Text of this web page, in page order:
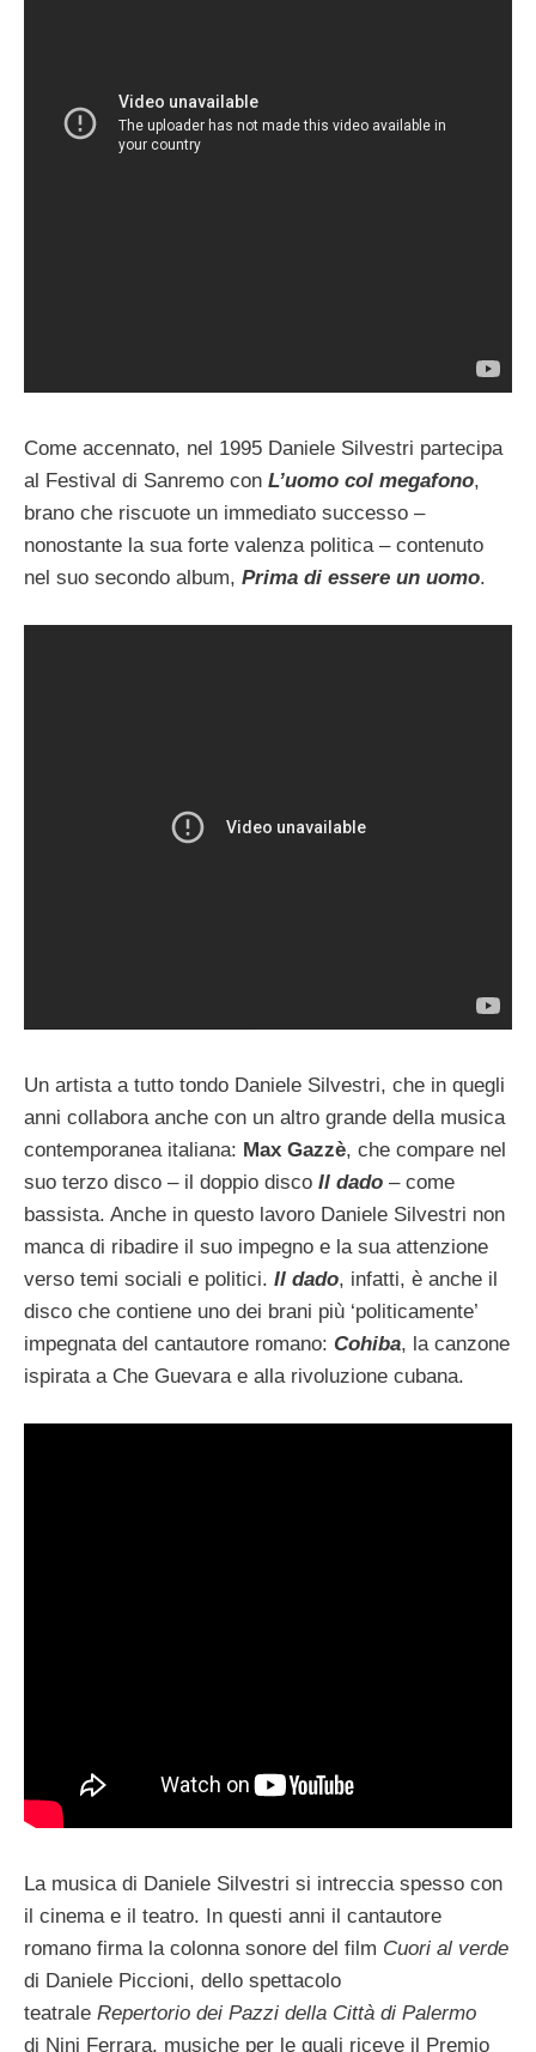
Come accennato, nel 1995 Daniele Silvestri partecipa
al Festival di Sanremo con L’uomo col megafono,
brano che riscuote un immediato successo –
nonostante la sua forte valenza politica – contenuto
nel suo secondo album, Prima di essere un uomo.
Un artista a tutto tondo Daniele Silvestri, che in quegli
anni collabora anche con un altro grande della musica
contemporanea italiana: Max Gazzè, che compare nel
suo terzo disco – il doppio disco Il dado – come
bassista. Anche in questo lavoro Daniele Silvestri non
manca di ribadire il suo impegno e la sua attenzione
verso temi sociali e politici. Il dado, infatti, è anche il
disco che contiene uno dei brani più ‘politicamente’
impegnata del cantautore romano: Cohiba, la canzone
ispirata a Che Guevara e alla rivoluzione cubana.
La musica di Daniele Silvestri si intreccia spesso con
il cinema e il teatro. In questi anni il cantautore
romano firma la colonna sonore del film Cuori al verde
di Daniele Piccioni, dello spettacolo
teatrale Repertorio dei Pazzi della Città di Palermo
di Nini Ferrara, musiche per le quali riceve il Premio